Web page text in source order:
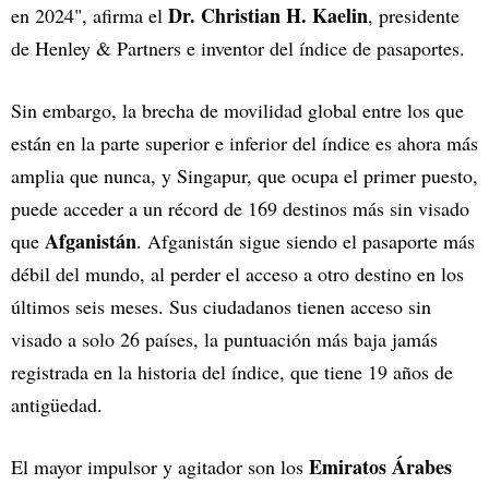
en 2024", afirma el Dr. Christian H. Kaelin, presidente
de Henley & Partners e inventor del índice de pasaportes.
Sin embargo, la brecha de movilidad global entre los que
están en la parte superior e inferior del índice es ahora más
amplia que nunca, y Singapur, que ocupa el primer puesto,
puede acceder a un récord de 169 destinos más sin visado
que Afganistán. Afganistán sigue siendo el pasaporte más
débil del mundo, al perder el acceso a otro destino en los
últimos seis meses. Sus ciudadanos tienen acceso sin
visado a solo 26 países, la puntuación más baja jamás
registrada en la historia del índice, que tiene 19 años de
antigüedad.
El mayor impulsor y agitador son los Emiratos Árabes